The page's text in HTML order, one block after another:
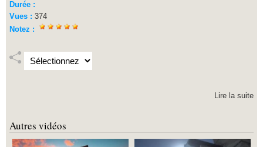
Durée :
Vues : 374
Notez :
Lire la suite
Autres vidéos